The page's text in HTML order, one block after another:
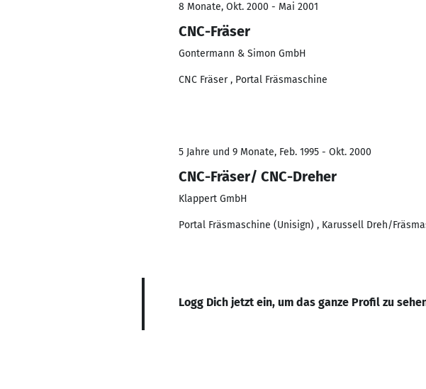
8 Monate, Okt. 2000 - Mai 2001
CNC-Fräser
Gontermann & Simon GmbH
CNC Fräser , Portal Fräsmaschine
5 Jahre und 9 Monate, Feb. 1995 - Okt. 2000
CNC-Fräser/ CNC-Dreher
Klappert GmbH
Portal Fräsmaschine (Unisign) , Karussell Dreh/
Logg Dich jetzt ein, um das ganze Profil zu